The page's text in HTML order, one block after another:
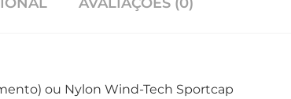
ou Nylon Wind-Tech Sportcap